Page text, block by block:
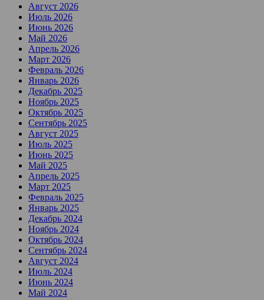
Август 2026
Июль 2026
Июнь 2026
Май 2026
Апрель 2026
Март 2026
Февраль 2026
Январь 2026
Декабрь 2025
Ноябрь 2025
Октябрь 2025
Сентябрь 2025
Август 2025
Июль 2025
Июнь 2025
Май 2025
Апрель 2025
Март 2025
Февраль 2025
Январь 2025
Декабрь 2024
Ноябрь 2024
Октябрь 2024
Сентябрь 2024
Август 2024
Июль 2024
Июнь 2024
Май 2024